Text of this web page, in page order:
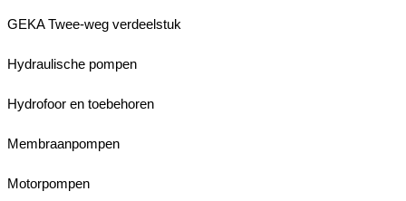
GEKA Twee-weg verdeelstuk
Hydraulische pompen
Hydrofoor en toebehoren
Membraanpompen
Motorpompen